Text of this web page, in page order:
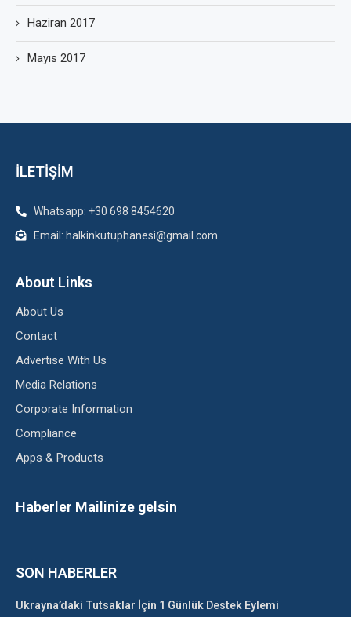
Haziran 2017
Mayıs 2017
İLETİŞİM
Whatsapp: +30 698 8454620
Email: halkinkutuphanesi@gmail.com
About Links
About Us
Contact
Advertise With Us
Media Relations
Corporate Information
Compliance
Apps & Products
Haberler Mailinize gelsin
SON HABERLER
Ukrayna’daki Tutsaklar İçin 1 Günlük Destek Eylemi